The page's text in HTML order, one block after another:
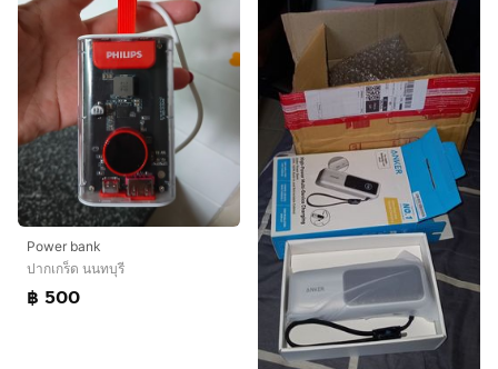
Power bank
ปากเกร็ด นนทบุรี
฿ 500